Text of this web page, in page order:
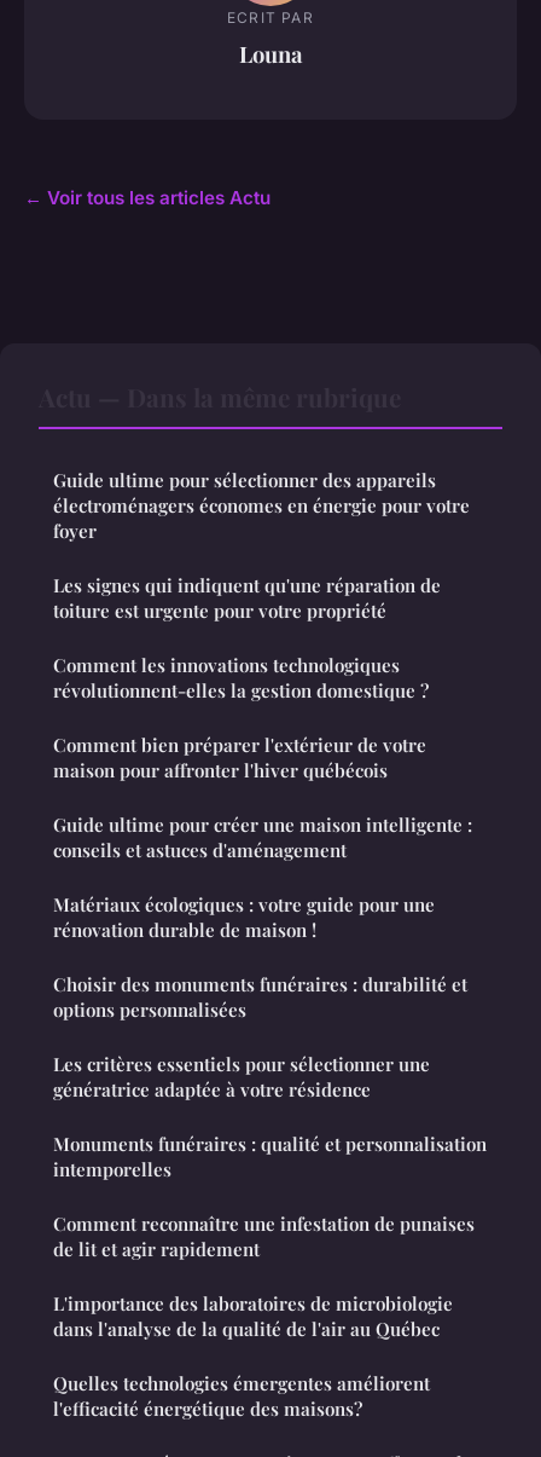
ECRIT PAR
Louna
← Voir tous les articles Actu
Guide ultime pour sélectionner des appareils
électroménagers économes en énergie pour votre
foyer
Les signes qui indiquent qu'une réparation de
toiture est urgente pour votre propriété
Comment les innovations technologiques
révolutionnent-elles la gestion domestique ?
Comment bien préparer l'extérieur de votre
maison pour affronter l'hiver québécois
Guide ultime pour créer une maison intelligente :
conseils et astuces d'aménagement
Matériaux écologiques : votre guide pour une
rénovation durable de maison !
Choisir des monuments funéraires : durabilité et
options personnalisées
Les critères essentiels pour sélectionner une
génératrice adaptée à votre résidence
Monuments funéraires : qualité et personnalisation
intemporelles
Comment reconnaître une infestation de punaises
de lit et agir rapidement
L'importance des laboratoires de microbiologie
dans l'analyse de la qualité de l'air au Québec
Quelles technologies émergentes améliorent
l'efficacité énergétique des maisons?